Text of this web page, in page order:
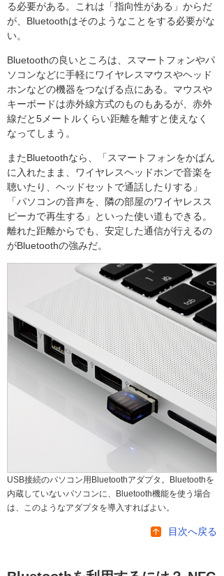
る必要がある。これは「指向性がある」からだ
が、Bluetoothはそのようなことをする必要がな
い。
Bluetoothの良いところは、スマートフォンやパ
ソコンなどに手軽にワイヤレスマウスやヘッド
ホンなどの機器をつなげる点にある。マウスや
キーボードは赤外線方式のものもあるが、赤外
線だと5メートルくらい距離を離すと使えなく
なってしまう。
またBluetoothなら、「スマートフォンをかばん
に入れたまま、ワイヤレスヘッドホンで音楽を
聴いたり、ヘッドセットで通話したりする」
「パソコンの音声を、隣の部屋のワイヤレスス
ピーカで再生する」といった使い道もできる。
離れた距離からでも、安定した通信が行えるの
がBluetoothの強みだ。
USB接続のパソコン用Bluetoothアダプタ。Bluetoothを
内蔵していないパソコンに、Bluetooth機能を使う場合
は、このようなアダプタを導入すればよい。
目次へ戻る